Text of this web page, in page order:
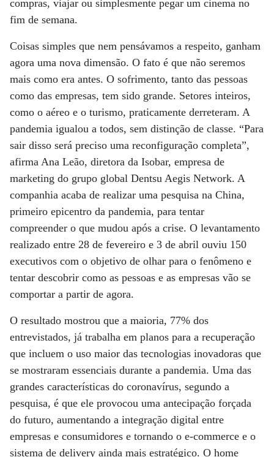
compras, viajar ou simplesmente pegar um cinema no
fim de semana.
Coisas simples que nem pensávamos a respeito, ganham
agora uma nova dimensão. O fato é que não seremos
mais como era antes. O sofrimento, tanto das pessoas
como das empresas, tem sido grande. Setores inteiros,
como o aéreo e o turismo, praticamente derreteram. A
pandemia igualou a todos, sem distinção de classe. “Para
sair disso será preciso uma reconfiguração completa”,
afirma Ana Leão, diretora da Isobar, empresa de
marketing do grupo global Dentsu Aegis Network. A
companhia acaba de realizar uma pesquisa na China,
primeiro epicentro da pandemia, para tentar
compreender o que mudou após a crise. O levantamento
realizado entre 28 de fevereiro e 3 de abril ouviu 150
executivos com o objetivo de olhar para o fenômeno e
tentar descobrir como as pessoas e as empresas vão se
comportar a partir de agora.
O resultado mostrou que a maioria, 77% dos
entrevistados, já trabalha em planos para a recuperação
que incluem o uso maior das tecnologias inovadoras que
se mostraram essenciais durante a pandemia. Uma das
grandes características do coronavírus, segundo a
pesquisa, é que ele provocou uma antecipação forçada
do futuro, aumentando a integração digital entre
empresas e consumidores e tornando o e-commerce e o
sistema de delivery ainda mais estratégico. O home